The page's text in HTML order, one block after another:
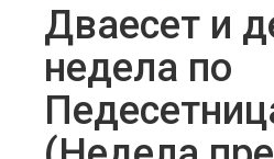
Дваесет и
недела по